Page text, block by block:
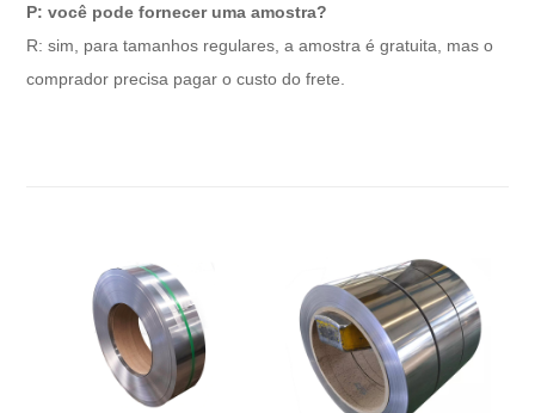
P: você pode fornecer uma amostra?
R: sim, para tamanhos regulares, a amostra é gratuita, mas o
comprador precisa pagar o custo do frete.